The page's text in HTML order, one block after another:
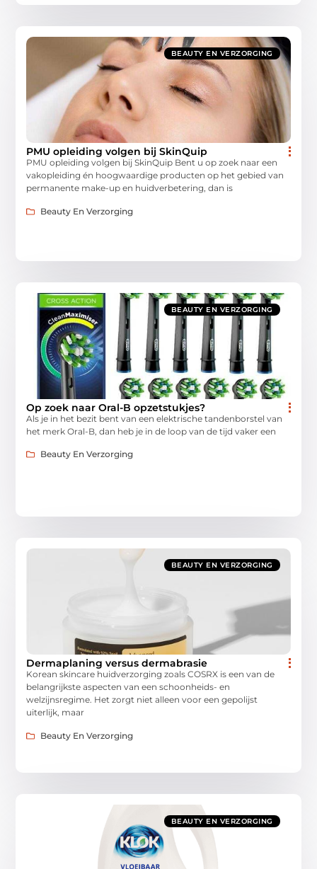
BEAUTY EN VERZORGING
PMU opleiding volgen bij SkinQuip
PMU opleiding volgen bij SkinQuip Bent u op zoek naar een
vakopleiding én hoogwaardige producten op het gebied van
permanente make-up en huidverbetering, dan is
Beauty En Verzorging
BEAUTY EN VERZORGING
Op zoek naar Oral-B opzetstukjes?
Als je in het bezit bent van een elektrische tandenborstel van
het merk Oral-B, dan heb je in de loop van de tijd vaker een
Beauty En Verzorging
BEAUTY EN VERZORGING
Dermaplaning versus dermabrasie
Korean skincare huidverzorging zoals COSRX is een van de
belangrijkste aspecten van een schoonheids- en
welzijnsregime. Het zorgt niet alleen voor een gepolijst
uiterlijk, maar
Beauty En Verzorging
BEAUTY EN VERZORGING